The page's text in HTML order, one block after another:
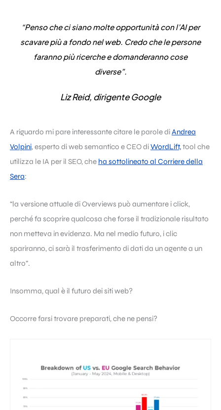
“Penso che ci siano molte opportunità con l’AI per
scavare più a fondo nel web. Credo che le persone
faranno più ricerche e domanderanno cose
diverse”.
Liz Reid, dirigente Google
A riguardo mi pare interessante citare le parole diAndrea
Volpini, esperto di web semantico e CEO diWordLift,tool che
utilizza le IA per il SEO, che ha sottolineato al Corriere della
Sera:
“la versione attuale di Overviews può aumentare i click,
perché fa scoprire qualcosa che forse il tradizionale risultato
non metteva in evidenza. Ma nel medio futuro, i clic
spariranno, ci sarà il trasferimento di dati da un agente a un
altro”.
Insomma, qual è il futuro dei siti web?
Occorre farsi trovare preparati, che ne pensi?